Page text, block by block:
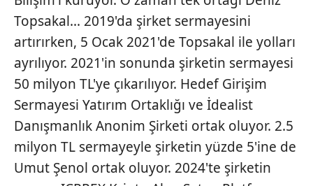
Topsakal... 2019'da şirket sermayesini
artırırken, 5 Ocak 2021'de Topsakal ile yolları
ayrılıyor. 2021'in sonunda şirketin sermayesi
50 milyon TL'ye çıkarılıyor. Hedef Girişim
Sermayesi Yatırım Ortaklığı ve İdealist
Danışmanlık Anonim Şirketi ortak oluyor. 2.5
milyon TL sermayeyle şirketin yüzde 5'ine de
Umut Şenol ortak oluyor. 2024'te şirketin